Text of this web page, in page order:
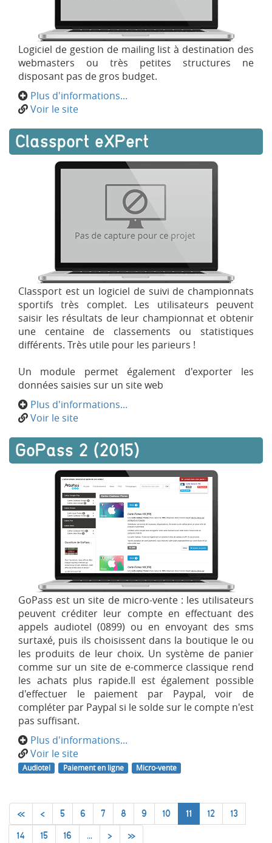
Logiciel de gestion de mailing list à destination des
webmasters ou très petites structures ne
disposant pas de gros budget.
Plus d'informations...
Voir le site
Classport eXPert
Classport est un logiciel de suivi de championnats
sportifs très complet. Les utilisateurs peuvent
saisir les résultats de leur championnat et obtenir
une centaine de classements ou statistiques
différents. Très utile pour les parieurs !
Un module permet également d'exporter les
données saisies sur un site web
Plus d'informations...
Voir le site
GoPass 2 (2015)
GoPass est un site de micro-vente : les utilisateurs
peuvent créditer leur compte en effectuant des
appels audiotel (0899) ou en envoyant des sms
surtaxé, puis ils choisissent dans la boutique le ou
les produits de leur choix. Un système de panier
comme sur un site de e-commerce classique rend
les achats plus rapide.Il est également possible
d'effectuer le paiement par Paypal, voir de
compléter par Paypal si le solde sur le compte n'est
pas suffisant.
Plus d'informations...
Voir le site
Audiotel Paiement en ligne Micro-vente
« < 5 6 7 8 9 10 11 12
13
14
15 16 ... > »